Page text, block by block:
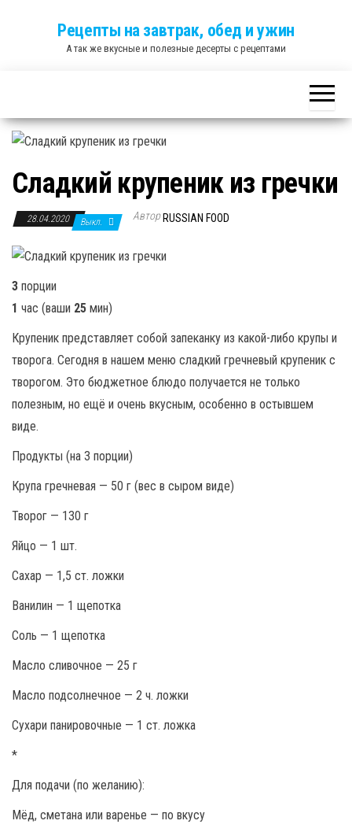
Рецепты на завтрак, обед и ужин
А так же вкусные и полезные десерты с рецептами
Сладкий крупеник из гречки
28.04.2020 Выкл. Автор RUSSIAN FOOD
3 порции
1 час (ваши 25 мин)
Крупеник представляет собой запеканку из какой-либо крупы и
творога. Сегодня в нашем меню сладкий гречневый крупеник с
творогом. Это бюджетное блюдо получается не только
полезным, но ещё и очень вкусным, особенно в остывшем
виде.
Продукты (на 3 порции)
Крупа гречневая — 50 г (вес в сыром виде)
Творог — 130 г
Яйцо — 1 шт.
Сахар — 1,5 ст. ложки
Ванилин — 1 щепотка
Соль — 1 щепотка
Масло сливочное — 25 г
Масло подсолнечное — 2 ч. ложки
Сухари панировочные — 1 ст. ложка
*
Для подачи (по желанию):
Мёд, сметана или варенье — по вкусу